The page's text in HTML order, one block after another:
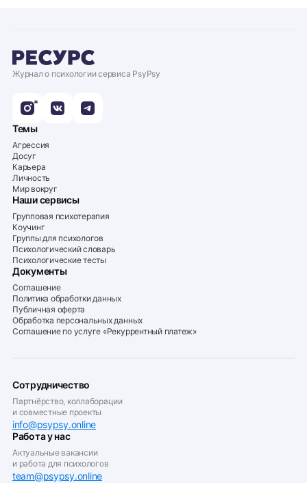
Журнал о психологии сервиса PsyPsy
*
Темы
Агрессия
Досуг
Карьера
Личность
Мир вокруг
Наши сервисы
Групповая психотерапия
Коучинг
Группы для психологов
Психологический словарь
Психологические тесты
Документы
Соглашение
Политика обработки данных
Публичная оферта
Обработка персональных данных
Соглашение по услуге «Рекуррентный платеж»
Сотрудничество
Партнёрство, коллаборации
и совместные проекты
info@psypsy.online
Работа у нас
Актуальные вакансии
и работа для психологов
team@psypsy.online